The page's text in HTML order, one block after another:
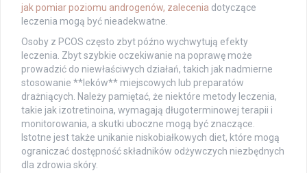
jak pomiar poziomu androgenów, zalecenia dotyczące
leczenia mogą być nieadekwatne.
Osoby z PCOS często zbyt późno wychwytują efekty
leczenia. Zbyt szybkie oczekiwanie na poprawę może
prowadzić do niewłaściwych działań, takich jak nadmierne
stosowanie **leków** miejscowych lub preparatów
drażniących. Należy pamiętać, że niektóre metody leczenia,
takie jak izotretinoina, wymagają długoterminowej terapii i
monitorowania, a skutki uboczne mogą być znaczące.
Istotne jest także unikanie niskobiałkowych diet, które mogą
ograniczać dostępność składników odżywczych niezbędnych
dla zdrowia skóry.